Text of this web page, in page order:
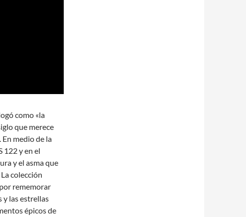
como «la
que merece
medio de la
122 y en el
y el asma que
colección
rememorar
y las estrellas
épicos de